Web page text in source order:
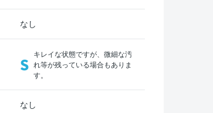
なし
S
キレイな状態ですが、微細な汚
れ等が残っている場合もありま
す。
なし